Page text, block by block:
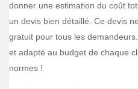
donner une estimation du coût
un devis bien détaillé. Ce devis
gratuit pour tous les
et adapté au budget de chaque
normes !